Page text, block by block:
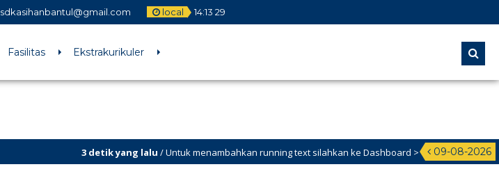
sdkasihanbantul@gmail.com local 14:13 30
Fasilitas Ekstrakurikuler
09-08-2026
3 detik yang lalu / Untuk menambahkan running text silahkan ke Dashboard >
Sekilas Info